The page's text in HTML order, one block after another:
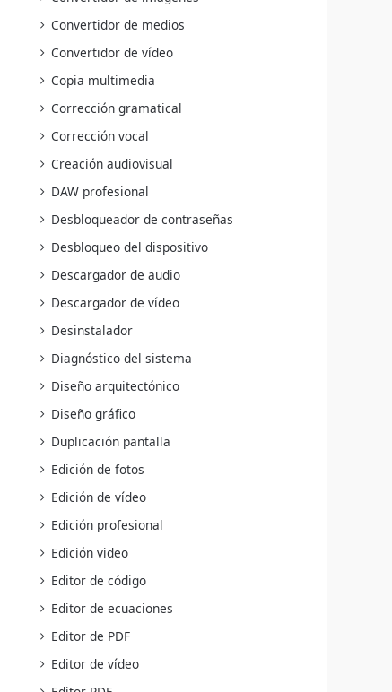
Convertidor de medios
Convertidor de vídeo
Copia multimedia
Corrección gramatical
Corrección vocal
Creación audiovisual
DAW profesional
Desbloqueador de contraseñas
Desbloqueo del dispositivo
Descargador de audio
Descargador de vídeo
Desinstalador
Diagnóstico del sistema
Diseño arquitectónico
Diseño gráfico
Duplicación pantalla
Edición de fotos
Edición de vídeo
Edición profesional
Edición video
Editor de código
Editor de ecuaciones
Editor de PDF
Editor de vídeo